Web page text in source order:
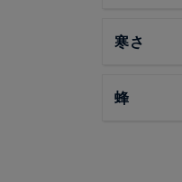
寒さ
蜂